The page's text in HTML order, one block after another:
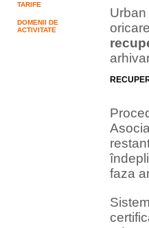
TARIFE
DOMENII DE
ACTIVITATE
faza